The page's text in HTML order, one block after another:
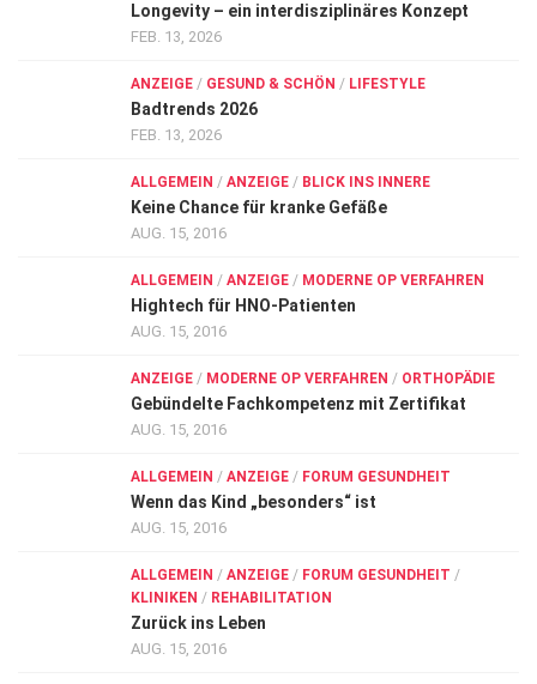
Longevity – ein interdisziplinäres Konzept
FEB. 13, 2026
ANZEIGE / GESUND & SCHÖN / LIFESTYLE
Badtrends 2026
FEB. 13, 2026
ALLGEMEIN / ANZEIGE / BLICK INS INNERE
Keine Chance für kranke Gefäße
AUG. 15, 2016
ALLGEMEIN / ANZEIGE / MODERNE OP VERFAHREN
Hightech für HNO-Patienten
AUG. 15, 2016
ANZEIGE / MODERNE OP VERFAHREN / ORTHOPÄDIE
Gebündelte Fachkompetenz mit Zertifikat
AUG. 15, 2016
ALLGEMEIN / ANZEIGE / FORUM GESUNDHEIT
Wenn das Kind „besonders“ ist
AUG. 15, 2016
ALLGEMEIN / ANZEIGE / FORUM GESUNDHEIT /
KLINIKEN / REHABILITATION
Zurück ins Leben
AUG. 15, 2016